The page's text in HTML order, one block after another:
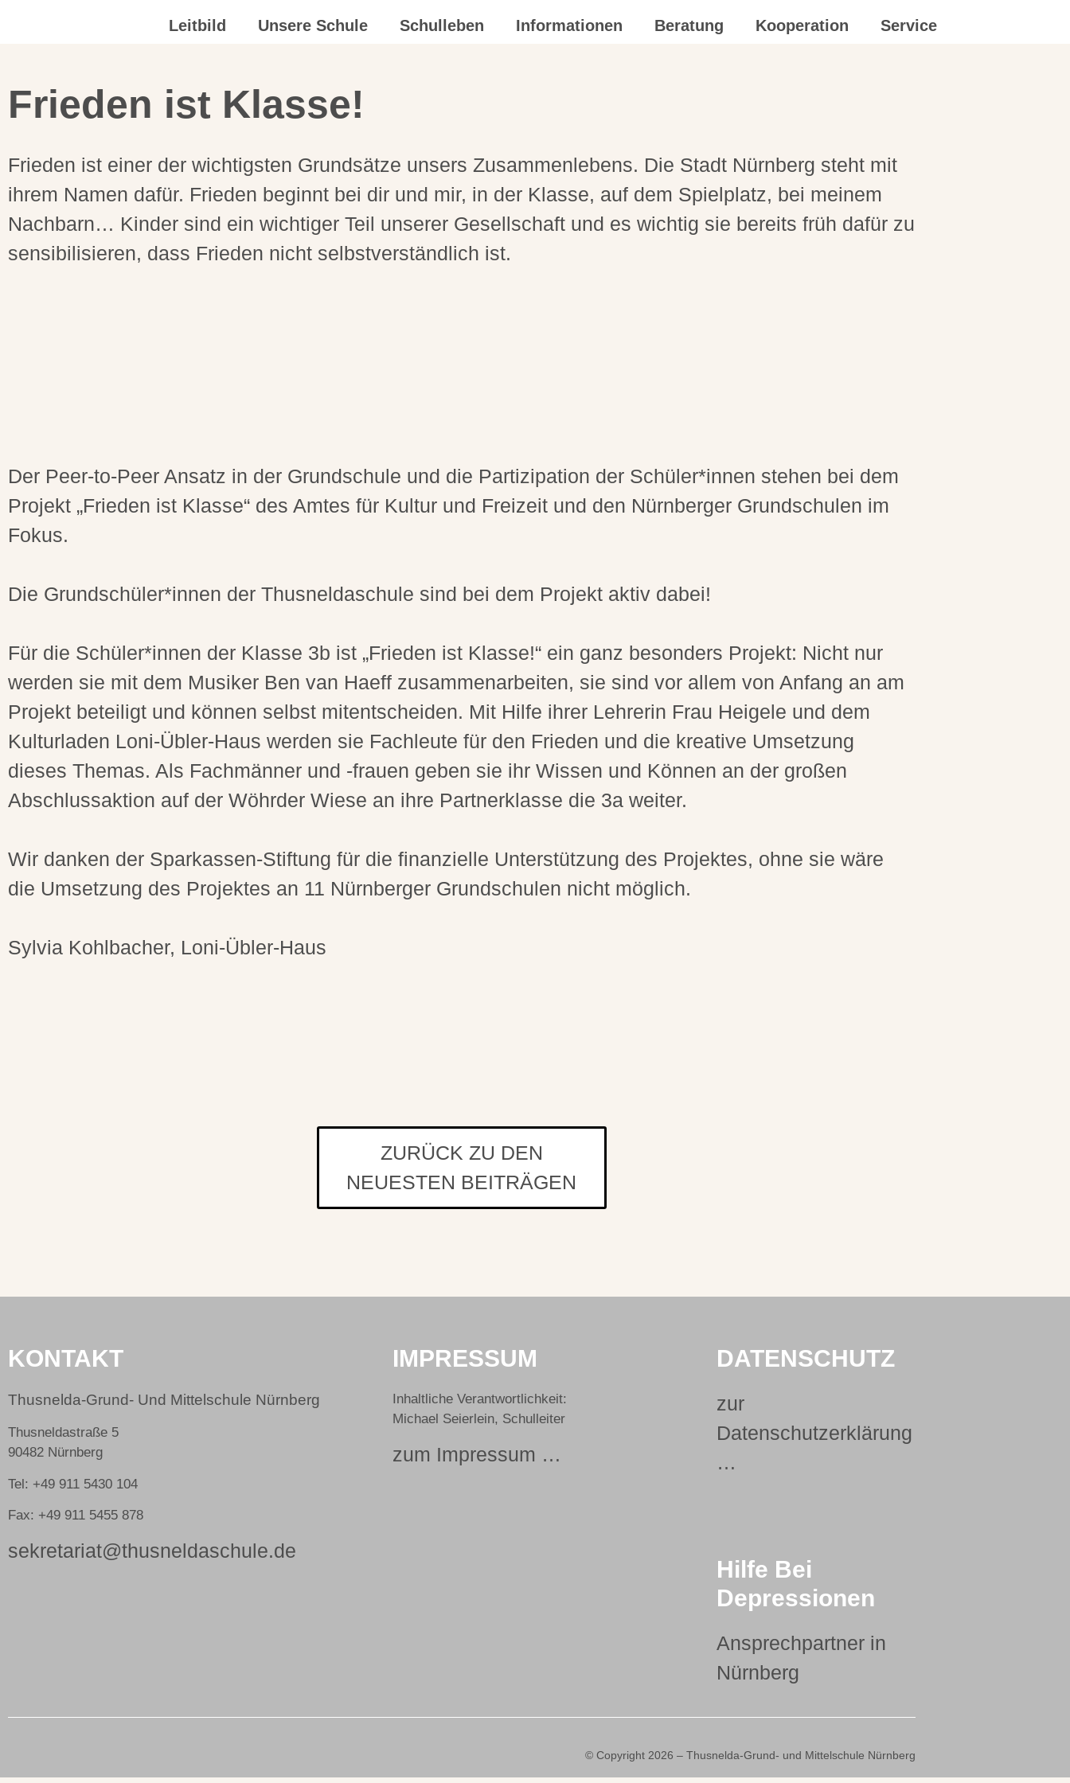
Leitbild Unsere Schule Schulleben Informationen Beratung Kooperation Service
Frieden ist Klasse!
Frieden ist einer der wichtigsten Grundsätze unsers Zusammenlebens. Die Stadt Nürnberg steht mit
ihrem Namen dafür. Frieden beginnt bei dir und mir, in der Klasse, auf dem Spielplatz, bei meinem
Nachbarn… Kinder sind ein wichtiger Teil unserer Gesellschaft und es wichtig sie bereits früh dafür zu
sensibilisieren, dass Frieden nicht selbstverständlich ist.
Der Peer-to-Peer Ansatz in der Grundschule und die Partizipation der Schüler*innen stehen bei dem
Projekt „Frieden ist Klasse“ des Amtes für Kultur und Freizeit und den Nürnberger Grundschulen im
Fokus.
Die Grundschüler*innen der Thusneldaschule sind bei dem Projekt aktiv dabei!
Für die Schüler*innen der Klasse 3b ist „Frieden ist Klasse!“ ein ganz besonders Projekt: Nicht nur
werden sie mit dem Musiker Ben van Haeff zusammenarbeiten, sie sind vor allem von Anfang an am
Projekt beteiligt und können selbst mitentscheiden. Mit Hilfe ihrer Lehrerin Frau Heigele und dem
Kulturladen Loni-Übler-Haus werden sie Fachleute für den Frieden und die kreative Umsetzung
dieses Themas. Als Fachmänner und -frauen geben sie ihr Wissen und Können an der großen
Abschlussaktion auf der Wöhrder Wiese an ihre Partnerklasse die 3a weiter.
Wir danken der Sparkassen-Stiftung für die finanzielle Unterstützung des Projektes, ohne sie wäre
die Umsetzung des Projektes an 11 Nürnberger Grundschulen nicht möglich.
Sylvia Kohlbacher, Loni-Übler-Haus
ZURÜCK ZU DEN
NEUESTEN BEITRÄGEN
KONTAKT
Thusnelda-Grund- Und Mittelschule Nürnberg
Thusneldastraße 5
90482 Nürnberg
Tel: +49 911 5430 104
Fax: +49 911 5455 878
sekretariat@thusneldaschule.de
IMPRESSUM
Inhaltliche Verantwortlichkeit:
Michael Seierlein, Schulleiter
zum Impressum …
DATENSCHUTZ
zur
Datenschutzerklärung
…
Hilfe Bei
Depressionen
Ansprechpartner in
Nürnberg
© Copyright 2026 – Thusnelda-Grund- und Mittelschule Nürnberg